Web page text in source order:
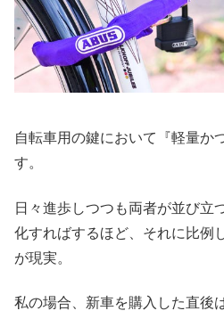
自転車用の鍵において『軽量か
す。
日々進歩しつつも両者が並び立
化すればするほど、それに比例
が現実。
私の場合、新車を購入した直後